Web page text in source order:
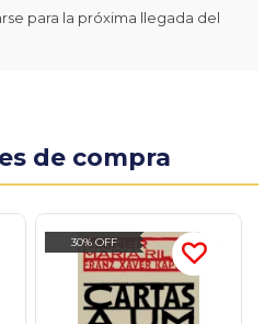
para la próxima llegada del
de compra
30% OFF